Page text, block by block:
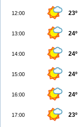
12:00 23º
13:00 24º
14:00 24º
15:00 24º
16:00 24º
17:00 23º